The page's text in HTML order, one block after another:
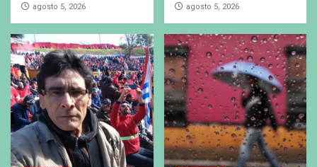
agosto 5, 2026 agosto 5, 2026